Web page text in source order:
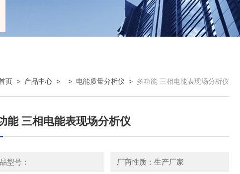
页 > 产品中心 > > 电能质量分析仪 > 多功能 三相电能表现场分析仪
能 三相电能表现场分析仪
型号： 厂商性质：生产厂家